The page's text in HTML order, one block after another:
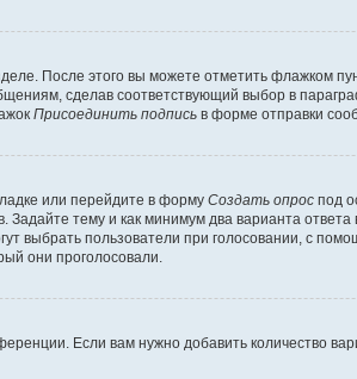
После этого вы можете отметить флажком
сделав соответствующий выбор в
Присоединить подпись в форме отправки
или перейдите в форму Создать опрос под
тему и как минимум два варианта
выбрать пользователи при голосовании, с
они проголосовали.
Если вам нужно добавить количество